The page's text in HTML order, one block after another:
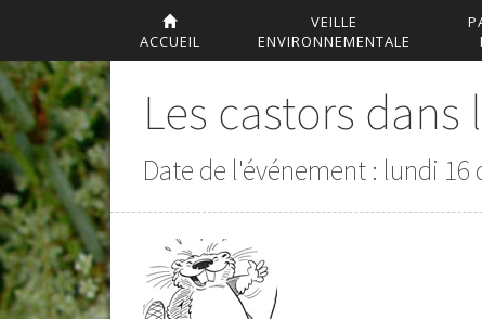
ACCUEIL
VEILLE
ENVIRONNEMENTALE
Les castors dans
Date de l'événement : lundi 16